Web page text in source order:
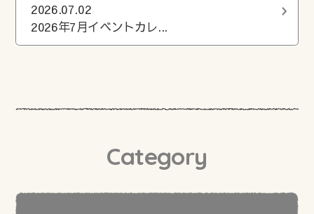
2026.07.02
2026年7月イベントカレ...
Category